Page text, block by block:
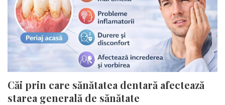
Căi prin care sănătatea dentară afectează
starea generală de sănătate